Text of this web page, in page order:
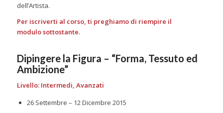
dell’Artista.
Per iscriverti al corso, ti preghiamo di riempire il
modulo sottostante.
Dipingere la Figura – “Forma, Tessuto ed
Ambizione”
Livello: Intermedi, Avanzati
26 Settembre – 12 Dicembre 2015